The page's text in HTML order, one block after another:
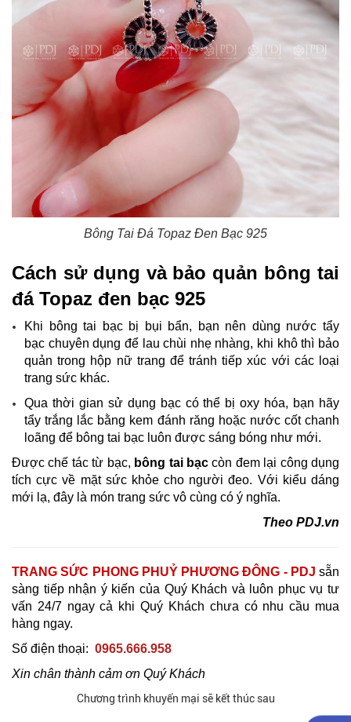
Bông Tai Đá Topaz Đen Bạc 925​
Cách sử dụng và bảo quản bông tai
đá Topaz đen bạc 925
Khi bông tai bạc bị bụi bẩn, bạn nên dùng nước tẩy
bạc chuyên dụng để lau chùi nhẹ nhàng, khi khô thì bảo
quản trong hộp nữ trang để tránh tiếp xúc với các loại
trang sức khác.
Qua thời gian sử dụng bạc có thể bị oxy hóa, bạn hãy
tẩy trắng lắc bằng kem đánh răng hoặc nước cốt chanh
loãng để bông tai bạc luôn được sáng bóng như mới.
Được chế tác từ bạc, bông tai bạccòn đem lại công dụng
tích cực về mặt sức khỏe cho người đeo. Với kiểu dáng
mới lạ, đây là món trang sức vô cùng có ý nghĩa.
Theo PDJ.vn
TRANG SỨC PHONG PHUỶ PHƯƠNG ĐÔNG - PDJ sẵn
sàng tiếp nhận ý kiến của Quý Khách và luôn phục vụ tư
vấn 24/7 ngay cả khi Quý Khách chưa có nhu cầu mua
hàng ngay.
Số điện thoại: 0965.666.958
Xin chân thành cảm ơn Quý Khách
Chương trình khuyến mại sẽ kết thúc sau